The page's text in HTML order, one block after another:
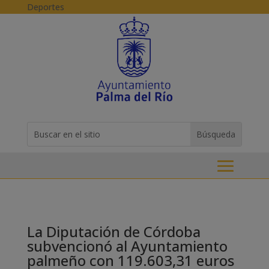
Skip to content
Deportes
for...
La Diputación de Córdoba
subvencionó al Ayuntamiento
palmeño con 119.603,31 euros